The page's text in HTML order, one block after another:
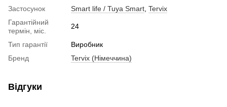
Застосунок
Smart life / Tuya Smart Tervix
Гарантійний
термін, міс.
24
Тип гарантії
Виробник
Бренд
Tervix (Німеччина)
Відгуки